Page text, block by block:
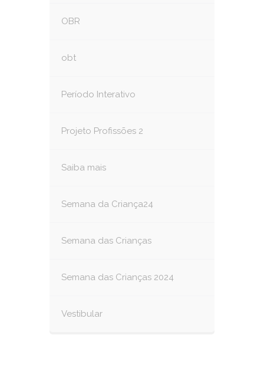
OBR
obt
Período Interativo
Projeto Profissões 2
Saiba mais
Semana da Criança24
Semana das Crianças
Semana das Crianças 2024
Vestibular